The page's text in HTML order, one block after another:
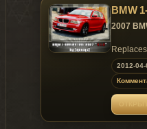
BMW
2007
Model
2012-04-